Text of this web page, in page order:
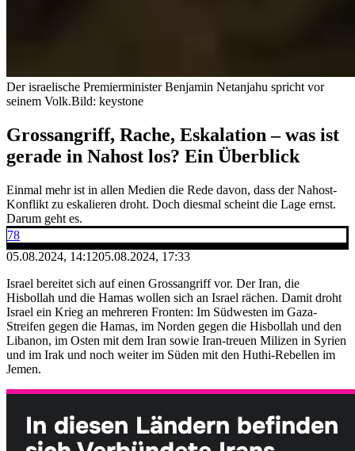
Der israelische Premierminister Benjamin Netanjahu spricht vor
seinem Volk.Bild: keystone
Grossangriff, Rache, Eskalation – was ist
gerade in Nahost los? Ein Überblick
Einmal mehr ist in allen Medien die Rede davon, dass der Nahost-
Konflikt zu eskalieren droht. Doch diesmal scheint die Lage ernst.
Darum geht es.
78
05.08.2024, 14:1205.08.2024, 17:33
Israel bereitet sich auf einen Grossangriff vor. Der Iran, die
Hisbollah und die Hamas wollen sich an Israel rächen. Damit droht
Israel ein Krieg an mehreren Fronten: Im Südwesten im Gaza-
Streifen gegen die Hamas, im Norden gegen die Hisbollah und den
Libanon, im Osten mit dem Iran sowie Iran-treuen Milizen in Syrien
und im Irak und noch weiter im Süden mit den Huthi-Rebellen im
Jemen.